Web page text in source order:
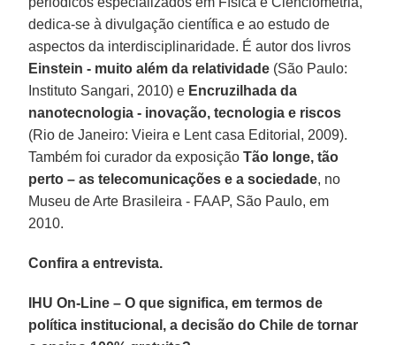
dedica-se à divulgação científica e ao estudo de
aspectos da interdisciplinaridade. É autor dos livros
Einstein - muito além da relatividade (São Paulo:
Instituto Sangari, 2010) e Encruzilhada da
nanotecnologia - inovação, tecnologia e riscos
(Rio de Janeiro: Vieira e Lent casa Editorial, 2009).
Também foi curador da exposiçãoTão longe, tão
perto – as telecomunicações e a sociedade, no
Museu de Arte Brasileira - FAAP, São Paulo, em
2010.
Confira a entrevista.
IHU On-Line – O que significa, em termos de
política institucional, a decisão do Chile de tornar